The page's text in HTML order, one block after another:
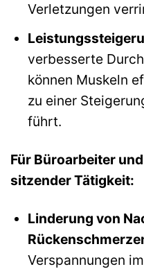
Verletzungen
verbesserte
können Muskeln
zu einer
führt.
Für Büroarbeiter
sitzender Tätigkeit:
Linderung von
Verspannungen